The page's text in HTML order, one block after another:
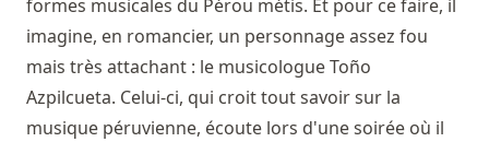
formes musicales du Pérou métis. Et pour ce faire, il
imagine, en romancier, un personnage assez fou
mais très attachant : le musicologue Toño
Azpilcueta. Celui-ci, qui croit tout savoir sur la
musique péruvienne, écoute lors d'une soirée où il